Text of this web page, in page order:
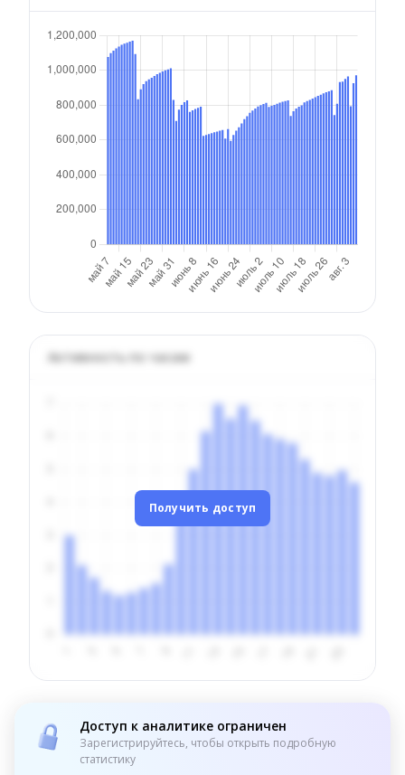
Активность по часам
Получить доступ
Доступ к аналитике ограничен
Зарегистрируйтесь, чтобы открыть подробную
статистику